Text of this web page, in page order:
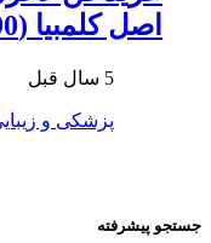
اصل کلمبیا (02186127890)
5 سال قبل
پزشکی و
جستجو پیشرفته